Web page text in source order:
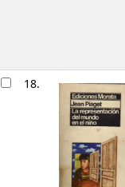
18.